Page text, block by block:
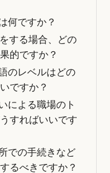
何ですか？
する場合、どの
的ですか？
のレベルはどの
ですか？
による職場のト
すればいいです
での手続きなど
るべきですか？